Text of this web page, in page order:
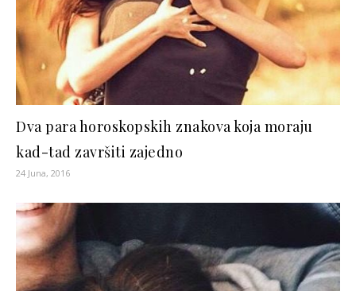
Dva para horoskopskih znakova koja moraju
kad-tad završiti zajedno
24 Juna, 2016